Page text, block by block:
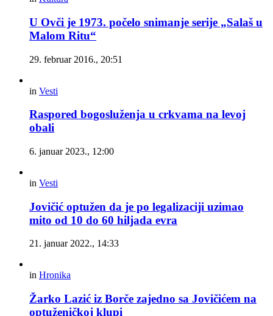
U Ovči je 1973. počelo snimanje serije „Salaš u
Malom Ritu“
29. februar 2016., 20:51
in Vesti
Raspored bogosluženja u crkvama na levoj
obali
6. januar 2023., 12:00
in Vesti
Jovičić optužen da je po legalizaciji uzimao
mito od 10 do 60 hiljada evra
21. januar 2022., 14:33
in Hronika
Žarko Lazić iz Borče zajedno sa Jovičićem na
optuženičkoj klupi